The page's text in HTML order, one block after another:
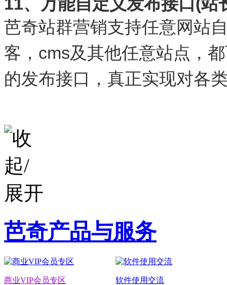
芭奇站群营销支持任意网站
客，cms及其他任意站点，
的发布接口，真正实现对各
芭奇产品与服务
商业VIP会员专区
软件使用交流